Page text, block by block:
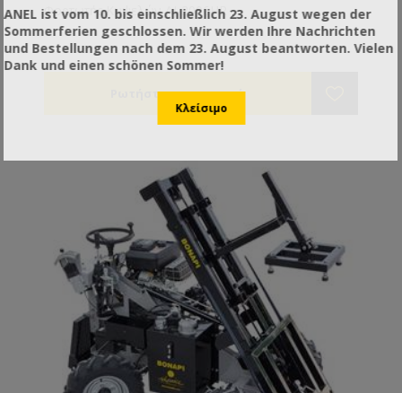
Φορτωτής Κυψελών AJ-2006HR
ANEL ist vom 10. bis einschließlich 23. August wegen der
Sommerferien geschlossen. Wir werden Ihre Nachrichten
und Bestellungen nach dem 23. August beantworten. Vielen
Dank und einen schönen Sommer!